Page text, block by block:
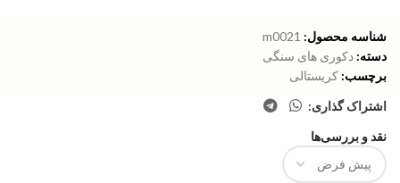
شناسه محصول: m0021
دسته: دکوری های سنگی
برچسب: کریستالی
اشتراک گذاری:
نقد و بررسی‌ها